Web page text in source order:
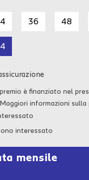
36 48
è finanziato nel
informazioni sulla
interessato
mensile